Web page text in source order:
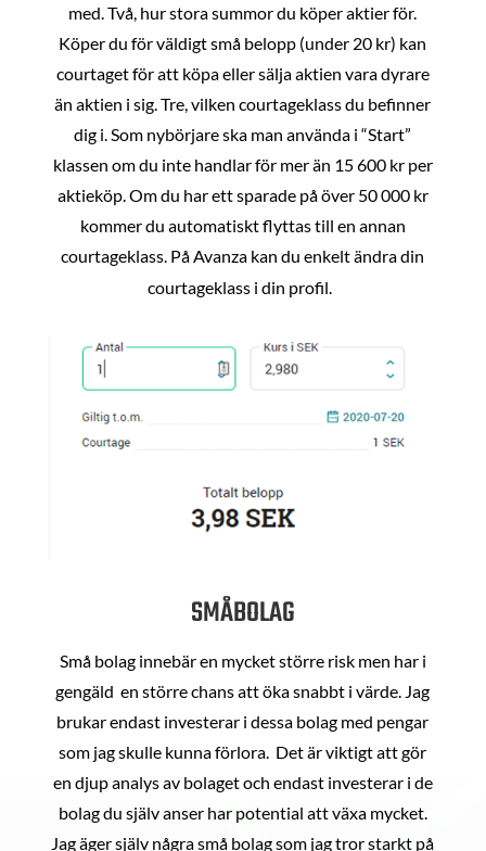
med. Två, hur stora summor du köper aktier för.
Köper du för väldigt små belopp (under 20 kr) kan
courtaget för att köpa eller sälja aktien vara dyrare
än aktien i sig. Tre, vilken courtageklass du befinner
dig i. Som nybörjare ska man använda i “Start”
klassen om du inte handlar för mer än 15 600 kr per
aktieköp. Om du har ett sparade på över 50 000 kr
kommer du automatiskt flyttas till en annan
courtageklass. På Avanza kan du enkelt ändra din
courtageklass i din profil.
SMÅBOLAG
Små bolag innebär en mycket större risk men har i
gengäld en större chans att öka snabbt i värde. Jag
brukar endast investerar i dessa bolag med pengar
som jag skulle kunna förlora. Det är viktigt att gör
en djup analys av bolaget och endast investerar i de
bolag du själv anser har potential att växa mycket.
Jag äger själv några små bolag som jag tror starkt på